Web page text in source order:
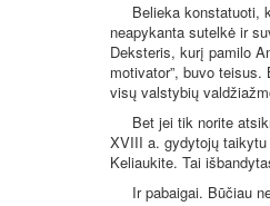
Belieka konstatuoti,
neapykanta sutelkė ir
Deksteris, kurį pamilo
motivator”, buvo
visų valstybių
Bet jei tik norite
XVIII a. gydytojų
Keliaukite. Tai
Ir pabaigai. Būčiau